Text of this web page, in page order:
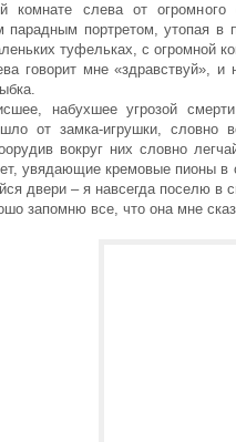
комнате слева от огромного
парадным портретом, утопая
туфельках, с огромной
говорит мне «здравствуй»,
набухшее угрозой
от замка-игрушки,
вокруг них словно
увядающие кремовые пионы
двери – я навсегда поселю в
запомню все, что она мне